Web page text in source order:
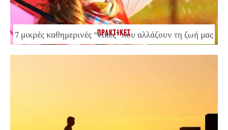
ΠΡΑΚΤΙΚΕΣ
7 μικρές καθημερινές “νίκες” που αλλάζουν τη ζωή μας